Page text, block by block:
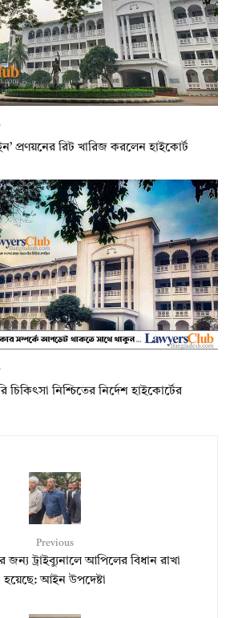
প্রণয়নের রিট খারিজ করলেন হাইকোর্ট
নিশ্চিতের নির্দেশ হাইকোর্টের
Previous
জন্য ট্রাইব্যুনালে আপিলের বিধান রাখা
হয়েছে: আইন উপদেষ্টা